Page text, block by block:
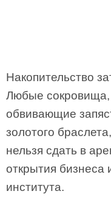
Накопительство
Любые сокровища,
обвивающие
золотого
нельзя сдать в
открытия бизнеса
института.